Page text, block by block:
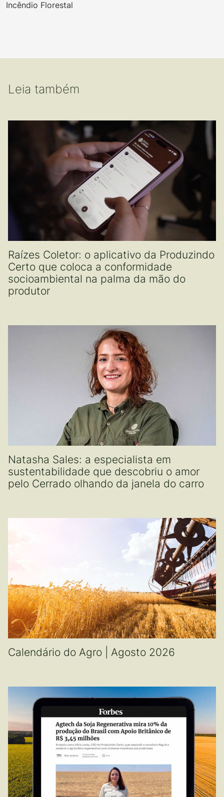
Incêndio Florestal
Leia também
Raízes Coletor: o aplicativo da Produzindo
Certo que coloca a conformidade
socioambiental na palma da mão do
produtor
Natasha Sales: a especialista em
sustentabilidade que descobriu o amor
pelo Cerrado olhando da janela do carro
Calendário do Agro | Agosto 2026